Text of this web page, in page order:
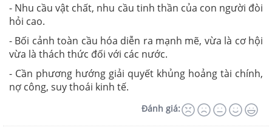
- Nhu cầu vật chất, nhu cầu tinh thần của con người đòi
hỏi cao.
- Bối cảnh toàn cầu hóa diễn ra mạnh mẽ, vừa là cơ hội
vừa là thách thức đối với các nước.
- Cần phương hướng giải quyết khủng hoảng tài chính,
nợ công, suy thoái kinh tế.
Đánh giá: